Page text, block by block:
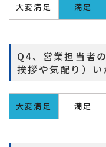
大変満足 満足
Q4、営業担当者
挨拶や気配り）い
大変満足 満足